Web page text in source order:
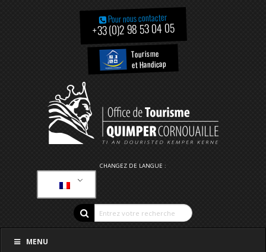
Pour nous contacter
+33 (0)2 98 53 04 05
Tourisme
et Handicap
CHANGEZ DE LANGUE :
MENU